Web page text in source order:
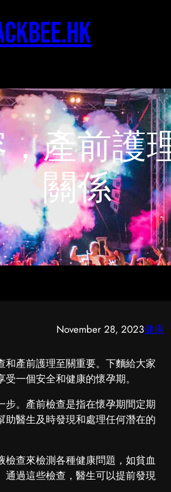
產前護
關係
November 28, 2023健康
產前護理至關重要。下麵給大家
一個安全和健康的懷孕期。
步。產前檢查是指在懷孕期間定期
醫生及時發現和處理任何潛在的
查來檢測各種健康問題，如貧血
過這些檢查，醫生可以提前發現